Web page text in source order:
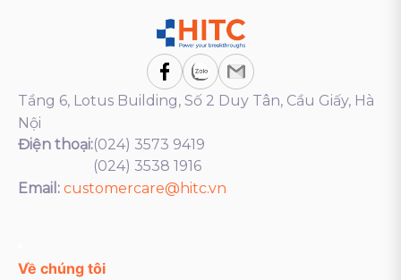
Tầng 6, Lotus Building, Số 2 Duy Tân, Cầu Giấy, Hà
Nội
Điện thoại:(024) 3573 9419
(024) 3538 1916
Email: customercare@hitc.vn
Về chúng tôi